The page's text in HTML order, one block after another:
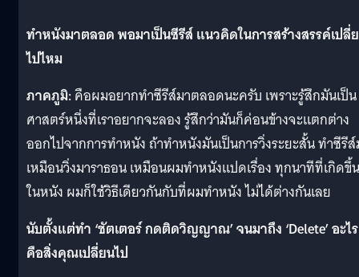
ทำหนังมาตลอด พอมาเป็นซีรีส์ แนวคิดในการสร้างสรรค์เปลี่
ไปไหม
ภาคภูมิ:คือผมอยากทำซีรีส์มาตลอดนะครับ เพราะรู้สึกมันเป็น
ศาสตร์หนึ่งที่เราอยากจะลอง รู้สึกว่ามันก็ค่อนข้างจะแตกต่าง
ออกไปจากการทำหนัง ถ้าทำหนังมันเป็นการวิ่งระยะสั้น ทำซีรี
เหมือนวิ่งมาราธอน เหมือนผมทำหนังแปดเรื่อง ทุกนาทีที่เกิดขึ้น
ในหนัง ผมก็ใช้วิธีเดียวกันกับที่ผมทำหนัง ไม่ได้ต่างกันเลย
นับตั้งแต่ทำ ‘ชัตเตอร์ กดติดวิญญาณ’ จนมาถึง ‘Delete’ อะไร
คือสิ่งคุณเปลี่ยนไป